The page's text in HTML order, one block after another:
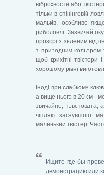
віброхвости або
тільки в спінінговій
мальків, особливо
риболовлі. Зазвичай
прозорі з зеленим
з природним кольором
щоб крихітні твістери
хорошому рівні
Іноді при слабкому
а вище нього в 20 см -
звичайно, товстовата,
чіпляю заснувшого
маленький твістер.
-----
Ищите где-бы
демонстрацию или